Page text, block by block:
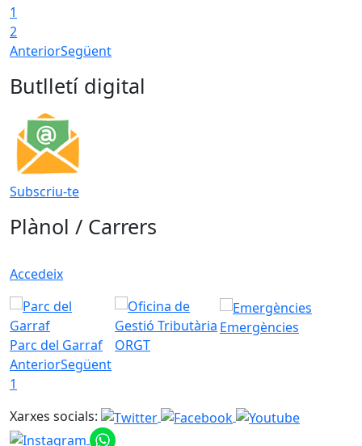
1
2
AnteriorSegüent
Butlletí digital
Subscriu-te
Plànol / Carrers
Accedeix
Parc del Garraf ORGT
Emergències
AnteriorSegüent
1
Xarxes socials: